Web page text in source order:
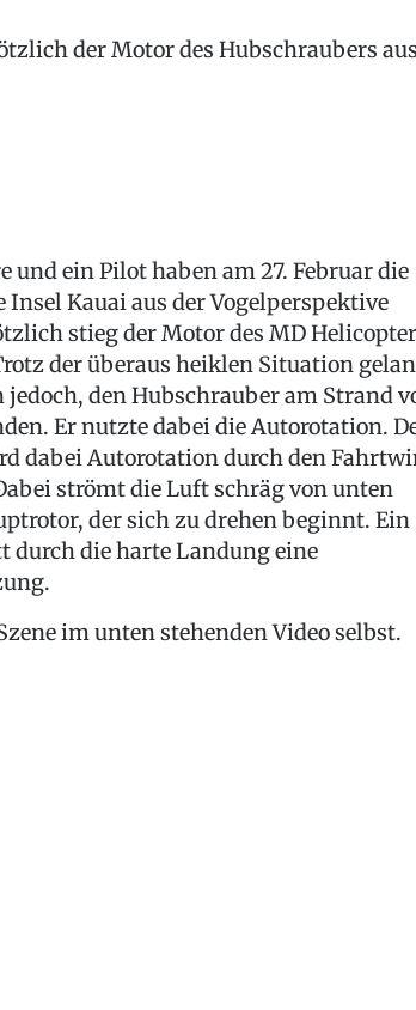
der Motor des Hubschraubers
und ein Pilot haben am 27. Februar die
Kauai aus der Vogelperspektive
stieg der Motor des MD
der überaus heiklen Situation
jedoch, den Hubschrauber am Strand
Er nutzte dabei die Autorotation.
dabei Autorotation durch den
strömt die Luft schräg von unten
der sich zu drehen beginnt. Ein
durch die harte Landung eine
im unten stehenden Video selbst.